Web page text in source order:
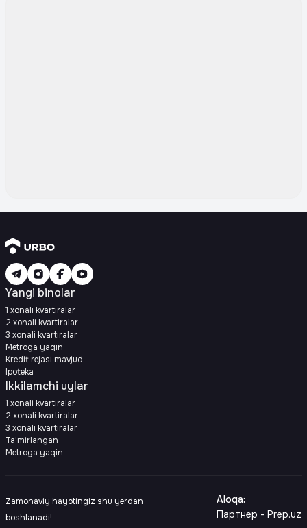
Yangi binolar
1 xonali kvartiralar
2 xonali kvartiralar
3 xonali kvartiralar
Metroga yaqin
Kredit rejasi mavjud
Ipoteka
Ikkilamchi uylar
1 xonali kvartiralar
2 xonali kvartiralar
3 xonali kvartiralar
Ta'mirlangan
Metroga yaqin
Zamonaviy hayotingiz shu yerdan
boshlanadi!
Aloqa:
Партнер - Prep.uz